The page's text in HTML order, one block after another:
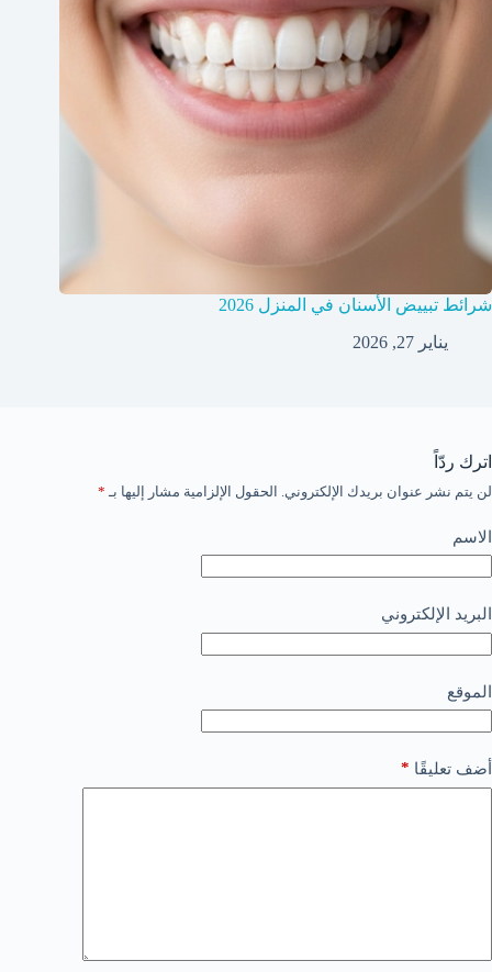
شرائط تبييض الأسنان في المنزل 2026
يناير 27, 2026
اترك ردّاً
لن يتم نشر عنوان بريدك الإلكتروني. الحقول الإلزامية مشار إليها بـ *
الاسم
البريد الإلكتروني
الموقع
أضف تعليقًا *